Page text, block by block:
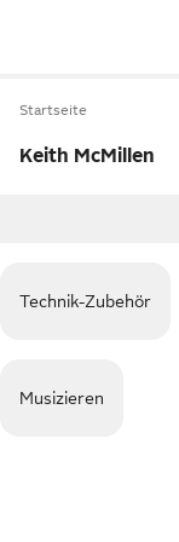
Startseite
Keith McMillen
Technik-Zubehör
Musizieren